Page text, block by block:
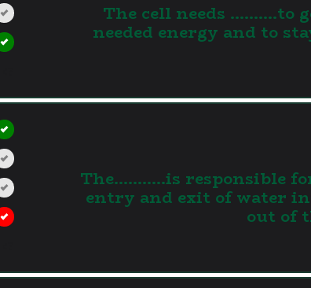
1.The cell needs ……….to
needed energy and to
2.The………..is responsible
entry and exit of water
out of